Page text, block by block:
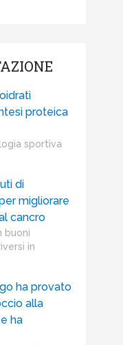
proteica
sportiva
di
migliorare
cancro
buoni
in
ha provato
alla
ha